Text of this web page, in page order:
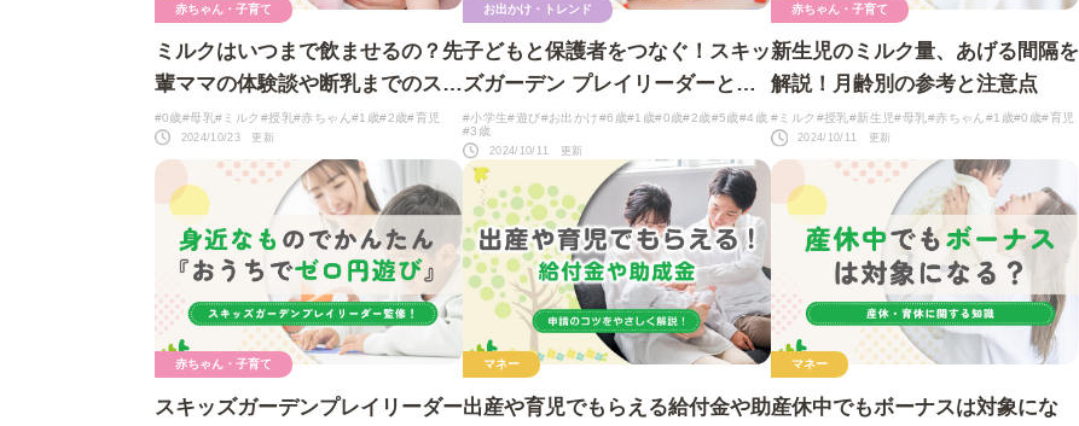
赤ちゃん・子育て
ミルクはいつまで飲ませるの？先
輩ママの体験談や断乳までのステ
ップ紹介
#0歳#母乳#ミルク #授乳 #赤ちゃん #1歳#2歳#育児
2024/10/23 更新
お出かけ・トレンド
子どもと保護者をつなぐ！スキッ
ズガーデン プレイリーダーと
は？
#小学生#遊び#お出かけ#6歳#1歳#0歳#2歳#5歳#4歳
#3歳
2024/10/11 更新
赤ちゃん・子育て
新生児のミルク量、あげる間隔を
解説！月齢別の参考と注意点
#ミルク #授乳 #新生児#母乳 #赤ちゃん #1歳#0歳#育児
2024/10/11 更新
赤ちゃん・子育て
スキッズガーデンプレイリーダー
マネー
出産や育児でもらえる給付金や助
マネー
産休中でもボーナスは対象にな